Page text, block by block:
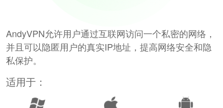
AndyVPN允许用户通过互联网访问一个私密的网络，
并且可以隐匿用户的真实IP地址，提高网络安全和隐
私保护。
适用于：